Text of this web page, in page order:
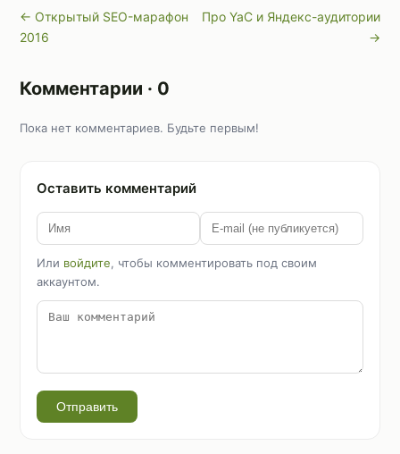
← Открытый SEO-марафон
2016
Про YaC и Яндекс-аудитории
→
Комментарии · 0
Пока нет комментариев. Будьте первым!
Оставить комментарий
Или войдите, чтобы комментировать под своим
аккаунтом.
Отправить